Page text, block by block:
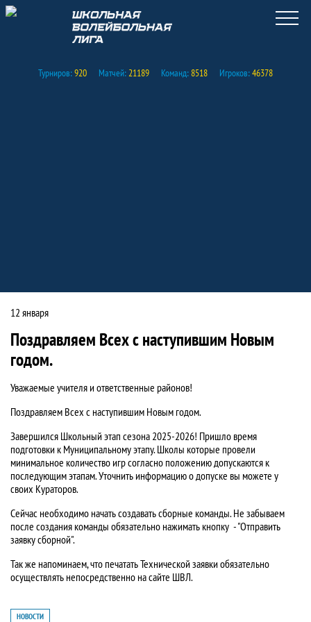
Турниров:920 Матчей:21189 Команд:8518 Игроков:46378
12 января
Поздравляем Всех с наступившим Новым
годом.
Уважаемые учителя и ответственные районов!
Поздравляем Всех с наступившим Новым годом.
Завершился Школьный этап сезона 2025-2026! Пришло время
подготовки к Муниципальному этапу. Школы которые провели
минимальное количество игр согласно положению допускаются к
последующим этапам. Уточнить информацию о допуске вы можете у
своих Кураторов.
Сейчас необходимо начать создавать сборные команды. Не забываем
после создания команды обязательно нажимать кнопку - "Отправить
заявку сборной".
Так же напоминаем, что печатать Технической заявки обязательно
осуществлять непосредственно на сайте ШВЛ.
НОВОСТИ